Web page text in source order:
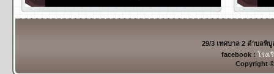
29/3 เทศบาล 2 ตำบลพิ
facebook : โรงเ
Copyright